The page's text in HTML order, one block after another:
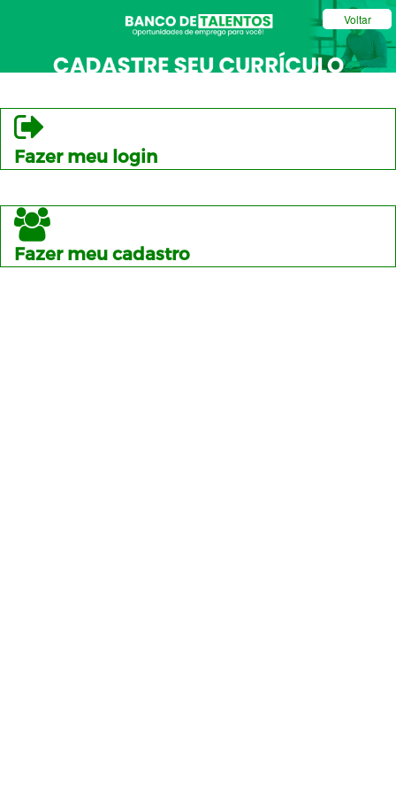
Voltar
Fazer meu login
Fazer meu cadastro